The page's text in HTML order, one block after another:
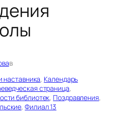
в
наставника, Календарь
страница
библиотек, Поздравления
, Филиал 13